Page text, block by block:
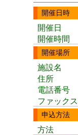
開催日時
開催日
開催時間
開催場所
施設名
住所
電話番号
ファック
申込方法
方法